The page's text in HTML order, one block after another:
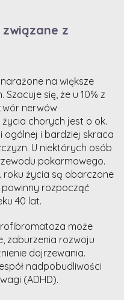
z
na większe
się, że u 10% z
nerwów
chorych jest o ok.
ogólnej i bardziej skraca
U niektórych osób
pokarmowego.
życia są obarczone
rozpocząć
40 lat.
może
zaburzenia rozwoju
dojrzewania.
nadpobudliwości
(ADHD).